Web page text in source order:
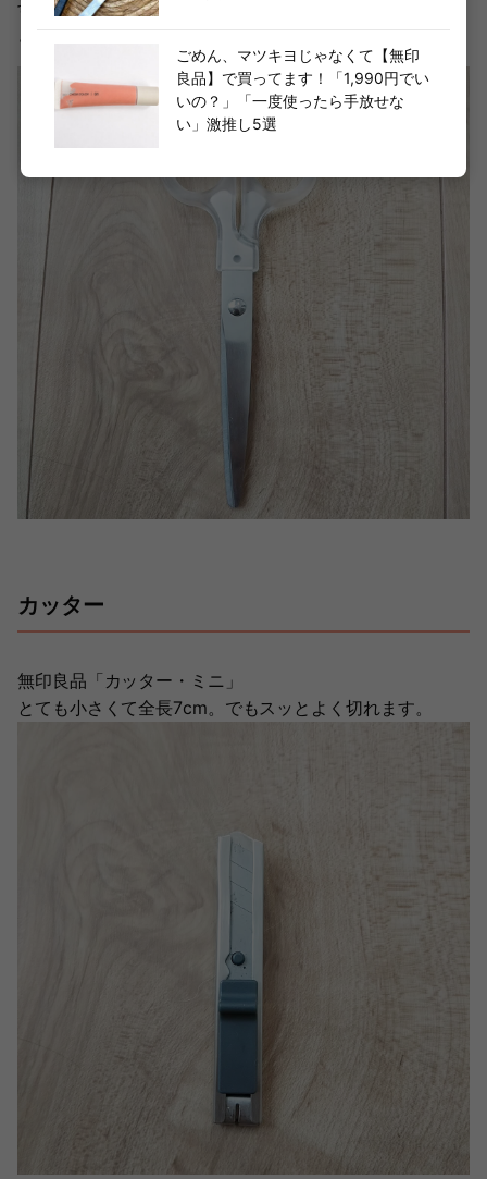
切れ味抜群なので息子たちの学校用にもしています。左利
きの長男も使えるのがポイントです。
カッター
無印良品「カッター・ミニ」
とても小さくて全長7cm。でもスッとよく切れます。
ごめん、マツキヨじゃなくて【無印
良品】で買ってます！「1,990円でい
いの？」「一度使ったら手放せな
い」激推し5選